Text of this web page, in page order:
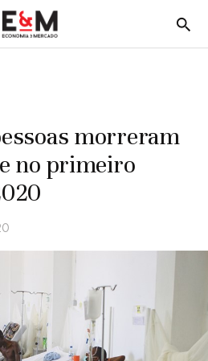
5
morreram
no primeiro